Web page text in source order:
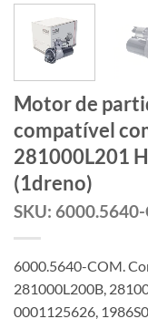
Motor de
compatível
281000L201
(1dreno)
SKU:
6000.5640-COM.
281000L200B,
0001125626,